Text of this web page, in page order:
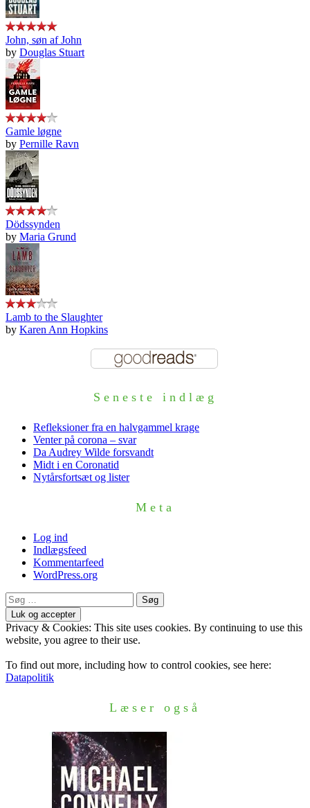
John, søn af John
by Douglas Stuart
Gamle løgne
by Pernille Ravn
Dödssynden
by Maria Grund
Lamb to the Slaughter
by Karen Ann Hopkins
Seneste indlæg
Refleksioner fra en halvgammel krage
Venter på corona – svar
Da Audrey Wilde forsvandt
Midt i en Coronatid
Nytårsfortsæt og lister
Meta
Log ind
Indlægsfeed
Kommentarfeed
WordPress.org
Søg
efter:
Privacy & Cookies: This site uses cookies. By continuing to use this
website, you agree to their use.
To find out more, including how to control cookies, see here:
Datapolitik
Læser også